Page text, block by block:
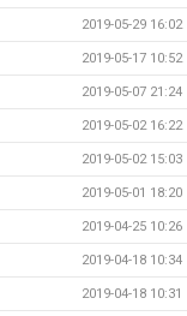
2019-05-29 16:02
2019-05-17 10:52
2019-05-07 21:24
2019-05-02 16:22
2019-05-02 15:03
2019-05-01 18:20
2019-04-25 10:26
2019-04-18 10:34
2019-04-18 10:31